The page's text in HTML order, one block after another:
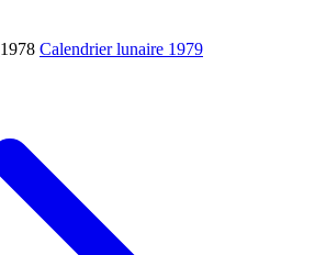
1978 Calendrier lunaire 1979